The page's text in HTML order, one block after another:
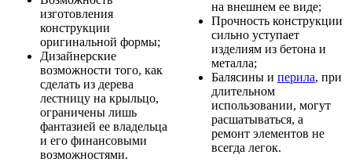
изготовления
конструкции
оригинальной формы;
Дизайнерские
возможности того, как
сделать из дерева
лестницу на крыльцо,
ограничены лишь
фантазией ее владельца
и его финансовыми
возможностями.
на внешнем ее виде;
Прочность конструкции
сильно уступает
изделиям из бетона и
металла;
Балясины и перила, при
длительном
использовании, могут
расшатываться, а
ремонт элементов не
всегда легок.